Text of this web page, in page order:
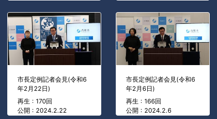
市長定例記者会見(令和6
年2月22日)
再生 : 170回
公開 : 2024.2.22
市長定例記者会見(令和6
年2月6日)
再生 : 166回
公開 : 2024.2.6